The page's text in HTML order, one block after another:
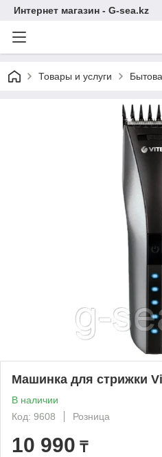
Интернет магазин - G-sea.kz
Товары и услуги
Машинка для стрижки
В наличии
Код: 9608
Розница
10 990 ₸